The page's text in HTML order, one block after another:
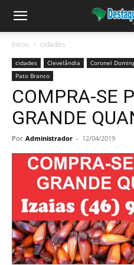
Início cidades
cidades Clevelândia Coronel
Pato Branco
COMPRA-SE
GRANDE
Por Administrador - 12/04/2019